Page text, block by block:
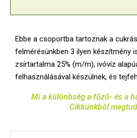
Ebbe a csoportba tartoznak a
felmérésünkben 3 ilyen készítmény
zsírtartalma 25% (m/m), ivóvíz
felhasználásával készülnek, és
Mi a különbség a főző- és a
Cikkünkből